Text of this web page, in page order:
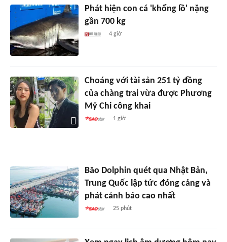
Phát hiện con cá 'khổng lồ' nặng
gần 700 kg
4 giờ
Choáng với tài sản 251 tỷ đồng
của chàng trai vừa được Phương
Mỹ Chi công khai
1 giờ
Bão Dolphin quét qua Nhật Bản,
Trung Quốc lập tức đóng cảng và
phát cảnh báo cao nhất
25 phút